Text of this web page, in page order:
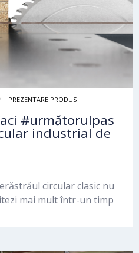
PREZENTARE PRODUS
#următorulpas
industrial de
circular clasic nu
mai mult într-un timp